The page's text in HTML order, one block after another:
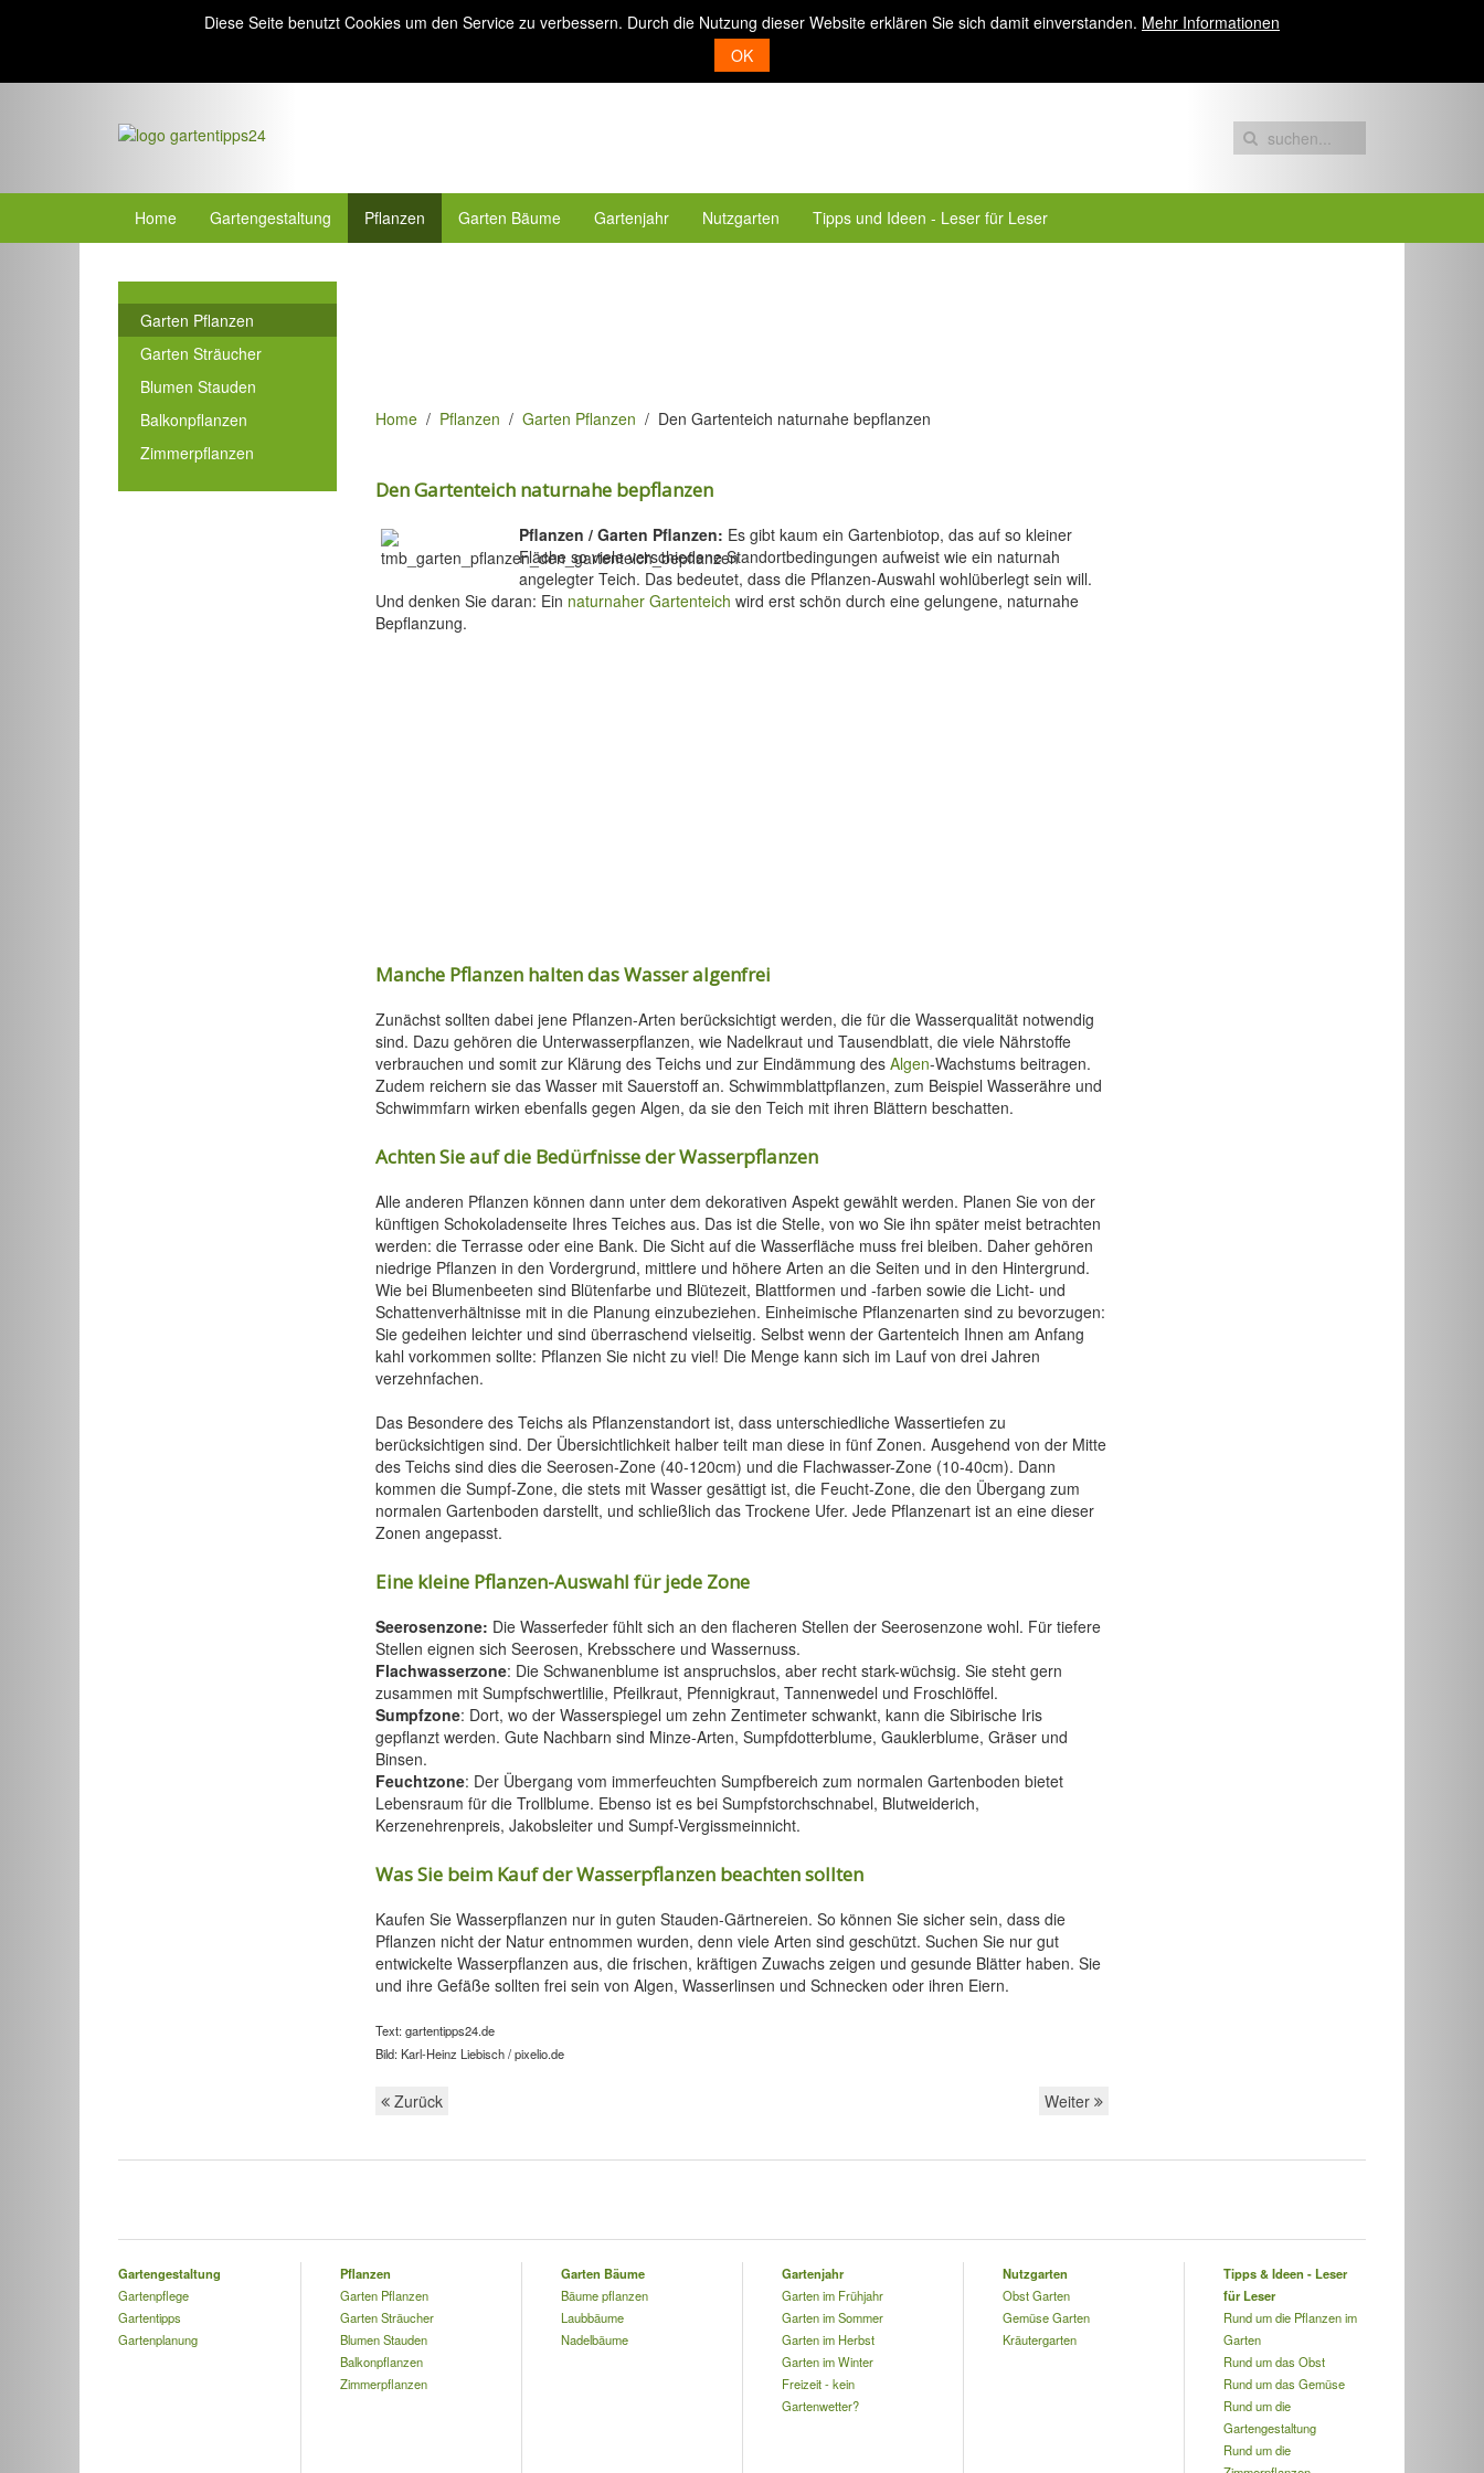
Diese Seite benutzt Cookies um den Service zu verbessern. Durch die Nutzung dieser Website erklären Sie sich damit einverstanden. Mehr Informationen
OK
Home Gartengestaltung Pflanzen Garten Bäume Gartenjahr Nutzgarten Tipps und Ideen - Leser für Leser
Home Pflanzen Garten Pflanzen Den Gartenteich naturnahe bepflanzen
Den Gartenteich naturnahe bepflanzen
Pflanzen / Garten Pflanzen: Es gibt kaum ein Gartenbiotop, das auf so kleiner
Fläche so viele verschiedene Standortbedingungen aufweist wie ein naturnah
angelegter Teich. Das bedeutet, dass die Pflanzen-Auswahl wohlüberlegt sein will.
Und denken Sie daran: Ein naturnaher Gartenteich wird erst schön durch eine gelungene, naturnahe
Bepflanzung.
Manche Pflanzen halten das Wasser algenfrei
Zunächst sollten dabei jene Pflanzen-Arten berücksichtigt werden, die für die Wasserqualität notwendig
sind. Dazu gehören die Unterwasserpflanzen, wie Nadelkraut und Tausendblatt, die viele Nährstoffe
verbrauchen und somit zur Klärung des Teichs und zur Eindämmung des Algen-Wachstums beitragen.
Zudem reichern sie das Wasser mit Sauerstoff an. Schwimmblattpflanzen, zum Beispiel Wasserähre und
Schwimmfarn wirken ebenfalls gegen Algen, da sie den Teich mit ihren Blättern beschatten.
Achten Sie auf die Bedürfnisse der Wasserpflanzen
Alle anderen Pflanzen können dann unter dem dekorativen Aspekt gewählt werden. Planen Sie von der
künftigen Schokoladenseite Ihres Teiches aus. Das ist die Stelle, von wo Sie ihn später meist betrachten
werden: die Terrasse oder eine Bank. Die Sicht auf die Wasserfläche muss frei bleiben. Daher gehören
niedrige Pflanzen in den Vordergrund, mittlere und höhere Arten an die Seiten und in den Hintergrund.
Wie bei Blumenbeeten sind Blütenfarbe und Blütezeit, Blattformen und -farben sowie die Licht- und
Schattenverhältnisse mit in die Planung einzubeziehen. Einheimische Pflanzenarten sind zu bevorzugen:
Sie gedeihen leichter und sind überraschend vielseitig. Selbst wenn der Gartenteich Ihnen am Anfang
kahl vorkommen sollte: Pflanzen Sie nicht zu viel! Die Menge kann sich im Lauf von drei Jahren
verzehnfachen.
Das Besondere des Teichs als Pflanzenstandort ist, dass unterschiedliche Wassertiefen zu
berücksichtigen sind. Der Übersichtlichkeit halber teilt man diese in fünf Zonen. Ausgehend von der Mitte
des Teichs sind dies die Seerosen-Zone (40-120cm) und die Flachwasser-Zone (10-40cm). Dann
kommen die Sumpf-Zone, die stets mit Wasser gesättigt ist, die Feucht-Zone, die den Übergang zum
normalen Gartenboden darstellt, und schließlich das Trockene Ufer. Jede Pflanzenart ist an eine dieser
Zonen angepasst.
Eine kleine Pflanzen-Auswahl für jede Zone
Seerosenzone: Die Wasserfeder fühlt sich an den flacheren Stellen der Seerosenzone wohl. Für tiefere
Stellen eignen sich Seerosen, Krebsschere und Wassernuss.
Flachwasserzone: Die Schwanenblume ist anspruchslos, aber recht stark-wüchsig. Sie steht gern
zusammen mit Sumpfschwertlilie, Pfeilkraut, Pfennigkraut, Tannenwedel und Froschlöffel.
Sumpfzone: Dort, wo der Wasserspiegel um zehn Zentimeter schwankt, kann die Sibirische Iris
gepflanzt werden. Gute Nachbarn sind Minze-Arten, Sumpfdotterblume, Gauklerblume, Gräser und
Binsen.
Feuchtzone: Der Übergang vom immerfeuchten Sumpfbereich zum normalen Gartenboden bietet
Lebensraum für die Trollblume. Ebenso ist es bei Sumpfstorchschnabel, Blutweiderich,
Kerzenehrenpreis, Jakobsleiter und Sumpf-Vergissmeinnicht.
Was Sie beim Kauf der Wasserpflanzen beachten sollten
Kaufen Sie Wasserpflanzen nur in guten Stauden-Gärtnereien. So können Sie sicher sein, dass die
Pflanzen nicht der Natur entnommen wurden, denn viele Arten sind geschützt. Suchen Sie nur gut
entwickelte Wasserpflanzen aus, die frischen, kräftigen Zuwachs zeigen und gesunde Blätter haben. Sie
und ihre Gefäße sollten frei sein von Algen, Wasserlinsen und Schnecken oder ihren Eiern.
Text: gartentipps24.de
Bild: Karl-Heinz Liebisch / pixelio.de
Zurück Weiter
Garten Pflanzen
Garten Sträucher
Blumen Stauden
Balkonpflanzen
Zimmerpflanzen
Gartengestaltung
Gartenpflege
Gartentipps
Gartenplanung
Pflanzen
Garten Pflanzen
Garten Sträucher
Blumen Stauden
Balkonpflanzen
Zimmerpflanzen
Garten Bäume
Bäume pflanzen
Laubbäume
Nadelbäume
Gartenjahr
Garten im Frühjahr
Garten im Sommer
Garten im Herbst
Garten im Winter
Freizeit - kein
Gartenwetter?
Nutzgarten
Obst Garten
Gemüse Garten
Kräutergarten
Tipps & Ideen - Leser
für Leser
Rund um die Pflanzen im
Garten
Rund um das Obst
Rund um das Gemüse
Rund um die
Gartengestaltung
Rund um die